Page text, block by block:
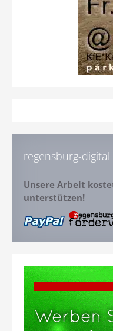
regensburg-digital
Unsere Arbeit
unterstützen!